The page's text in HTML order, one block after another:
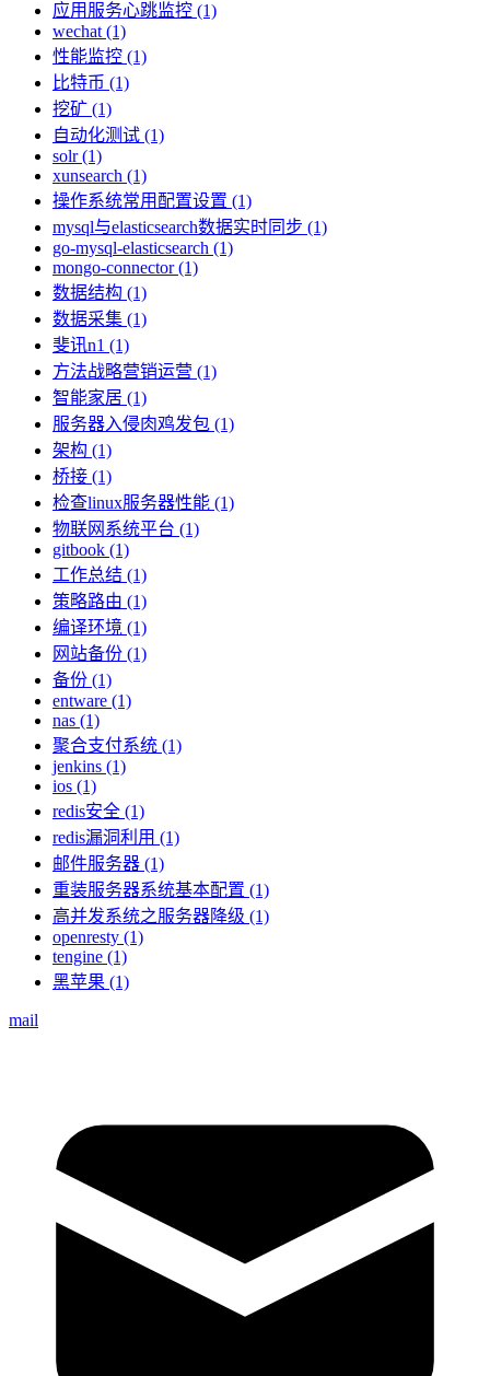
应用服务心跳监控 (1)
wechat (1)
性能监控 (1)
比特币 (1)
挖矿 (1)
自动化测试 (1)
solr (1)
xunsearch (1)
操作系统常用配置设置 (1)
mysql与elasticsearch数据实时同步 (1)
go-mysql-elasticsearch (1)
mongo-connector (1)
数据结构 (1)
数据采集 (1)
斐讯n1 (1)
方法战略营销运营 (1)
智能家居 (1)
服务器入侵肉鸡发包 (1)
架构 (1)
桥接 (1)
检查linux服务器性能 (1)
物联网系统平台 (1)
gitbook (1)
工作总结 (1)
策略路由 (1)
编译环境 (1)
网站备份 (1)
备份 (1)
entware (1)
nas (1)
聚合支付系统 (1)
jenkins (1)
ios (1)
redis安全 (1)
redis漏洞利用 (1)
邮件服务器 (1)
重装服务器系统基本配置 (1)
高并发系统之服务器降级 (1)
openresty (1)
tengine (1)
黑苹果 (1)
mail